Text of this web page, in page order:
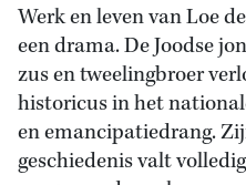
Werk en leven van Loe
een drama. De Joodse
zus en tweelingbroer
historicus in het
en emancipatiedrang.
geschiedenis valt